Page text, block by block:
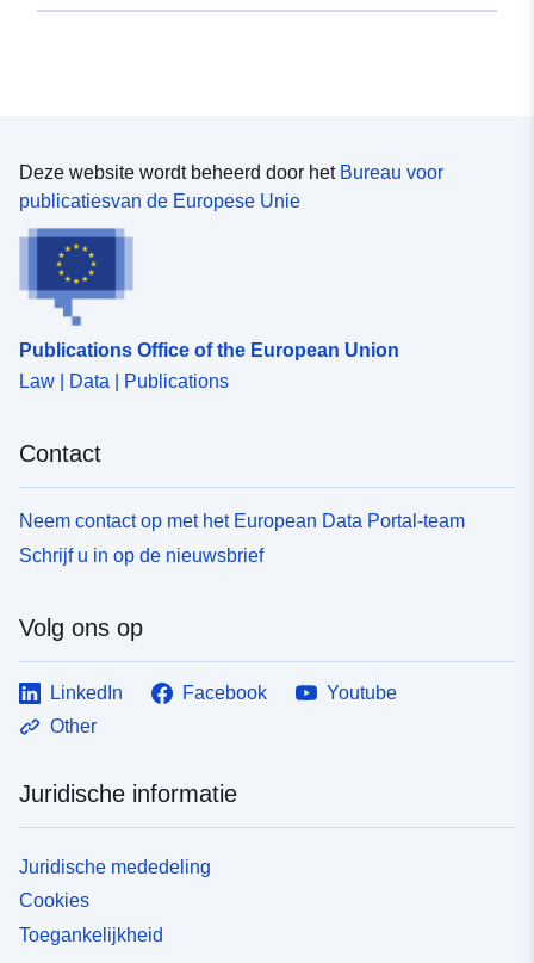
stadsvernieuwing en preventie van storingen,
nr. 2966/2006-2006 — sc.1:5000 — Geheel gemeentelijk
gebied — Digitalisering door oorspronkelijke auteurs —
10 september 2004 en daaropvolgend decreet nr. 2966
van 25 mei 2006 zoals gedefinieerd in de geldende
stadsplanningswet, regionale wet 36/1997 en s.s.m.i., zij
zijn instrumenten van de overheid van het gemeentelijk
grondgebied in haar verschillende onderdelen van de
herontwikkeling, stadsvernieuwing en preventie van
subsidiabele territoriale veranderingen op basis van
ruimtelijke ordening op supragemeentelijk niveau. —
Gemeente RONCO SCRIVIA — Presidentieel decreet
— Geheel gemeentelijk gebied — Digitalisering door
daaropvolgend decreet nr. 2966 van 25 mei 2006
Deze website wordt beheerd door het Bureau voor
publicatiesvan de Europese Unie
Publications Office of the European Union
Law | Data | Publications
Contact
Neem contact op met het European Data Portal-team
Schrijf u in op de nieuwsbrief
Volg ons op
LinkedIn Facebook
Youtube
Other
Juridische informatie
Juridische mededeling
Cookies
Toegankelijkheid